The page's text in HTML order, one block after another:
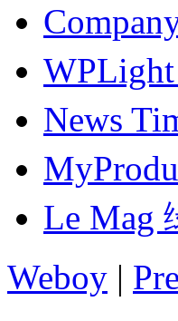
News
Le Mag
Weboy |